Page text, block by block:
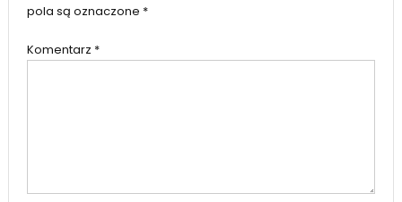
pola są oznaczone *
Komentarz *